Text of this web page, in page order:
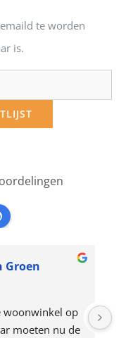
te worden
is.
Groen
woonwinkel op
moeten nu de